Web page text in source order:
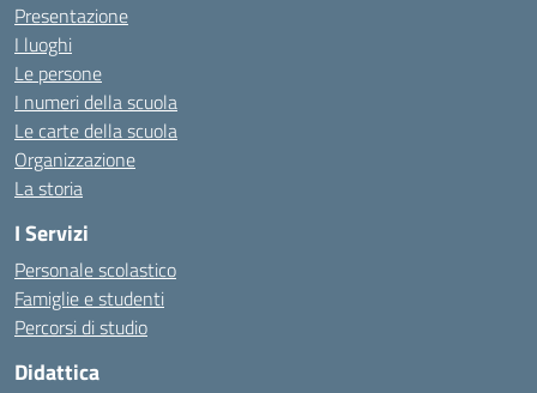
Presentazione
I luoghi
Le persone
I numeri della scuola
Le carte della scuola
Organizzazione
La storia
I Servizi
Personale scolastico
Famiglie e studenti
Percorsi di studio
Didattica